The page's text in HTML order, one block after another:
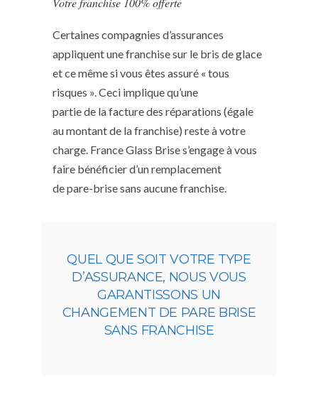
Certaines compagnies d’assurances
appliquent une franchise sur le bris de glace
et ce même si vous êtes assuré « tous
risques ». Ceci implique qu’une
partie de la facture des réparations (égale
au montant de la franchise) reste à votre
charge. France Glass Brise s’engage à vous
faire bénéficier d’un remplacement
de pare-brise sans aucune franchise.
QUEL QUE SOIT VOTRE TYPE
D’ASSURANCE, NOUS VOUS
GARANTISSONS UN
CHANGEMENT DE PARE BRISE
SANS FRANCHISE